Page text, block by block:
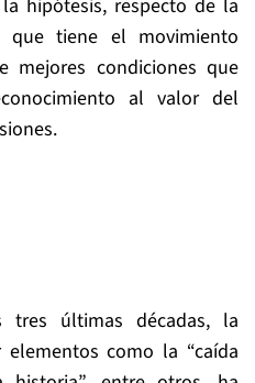
hipótesis, respecto de la
que tiene el movimiento
mejores condiciones que
al valor del
últimas décadas, la
como la “caída